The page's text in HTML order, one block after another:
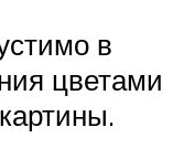
в
цветами